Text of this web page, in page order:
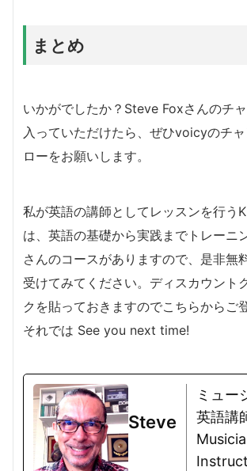
まとめ
いかがでしたか？Steve Foxさんのチ
入っていただけたら、ぜひvoicyのチ
ローをお願いします。
私が英語の講師としてレッスンを行う
は、英語の基礎から実践までトレーニ
さんのコースがありますので、是非無
受けてみてください。ディスカウント
クを貼っておきますのでこちらからご
それでは See you next time!
Steve
ミュー
英語講